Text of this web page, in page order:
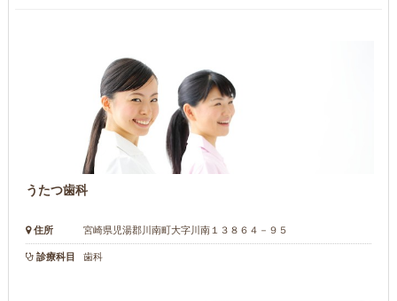
うたつ歯科
住所 宮崎県児湯郡川南町大字川南１３８６４－９５
診療科目 歯科